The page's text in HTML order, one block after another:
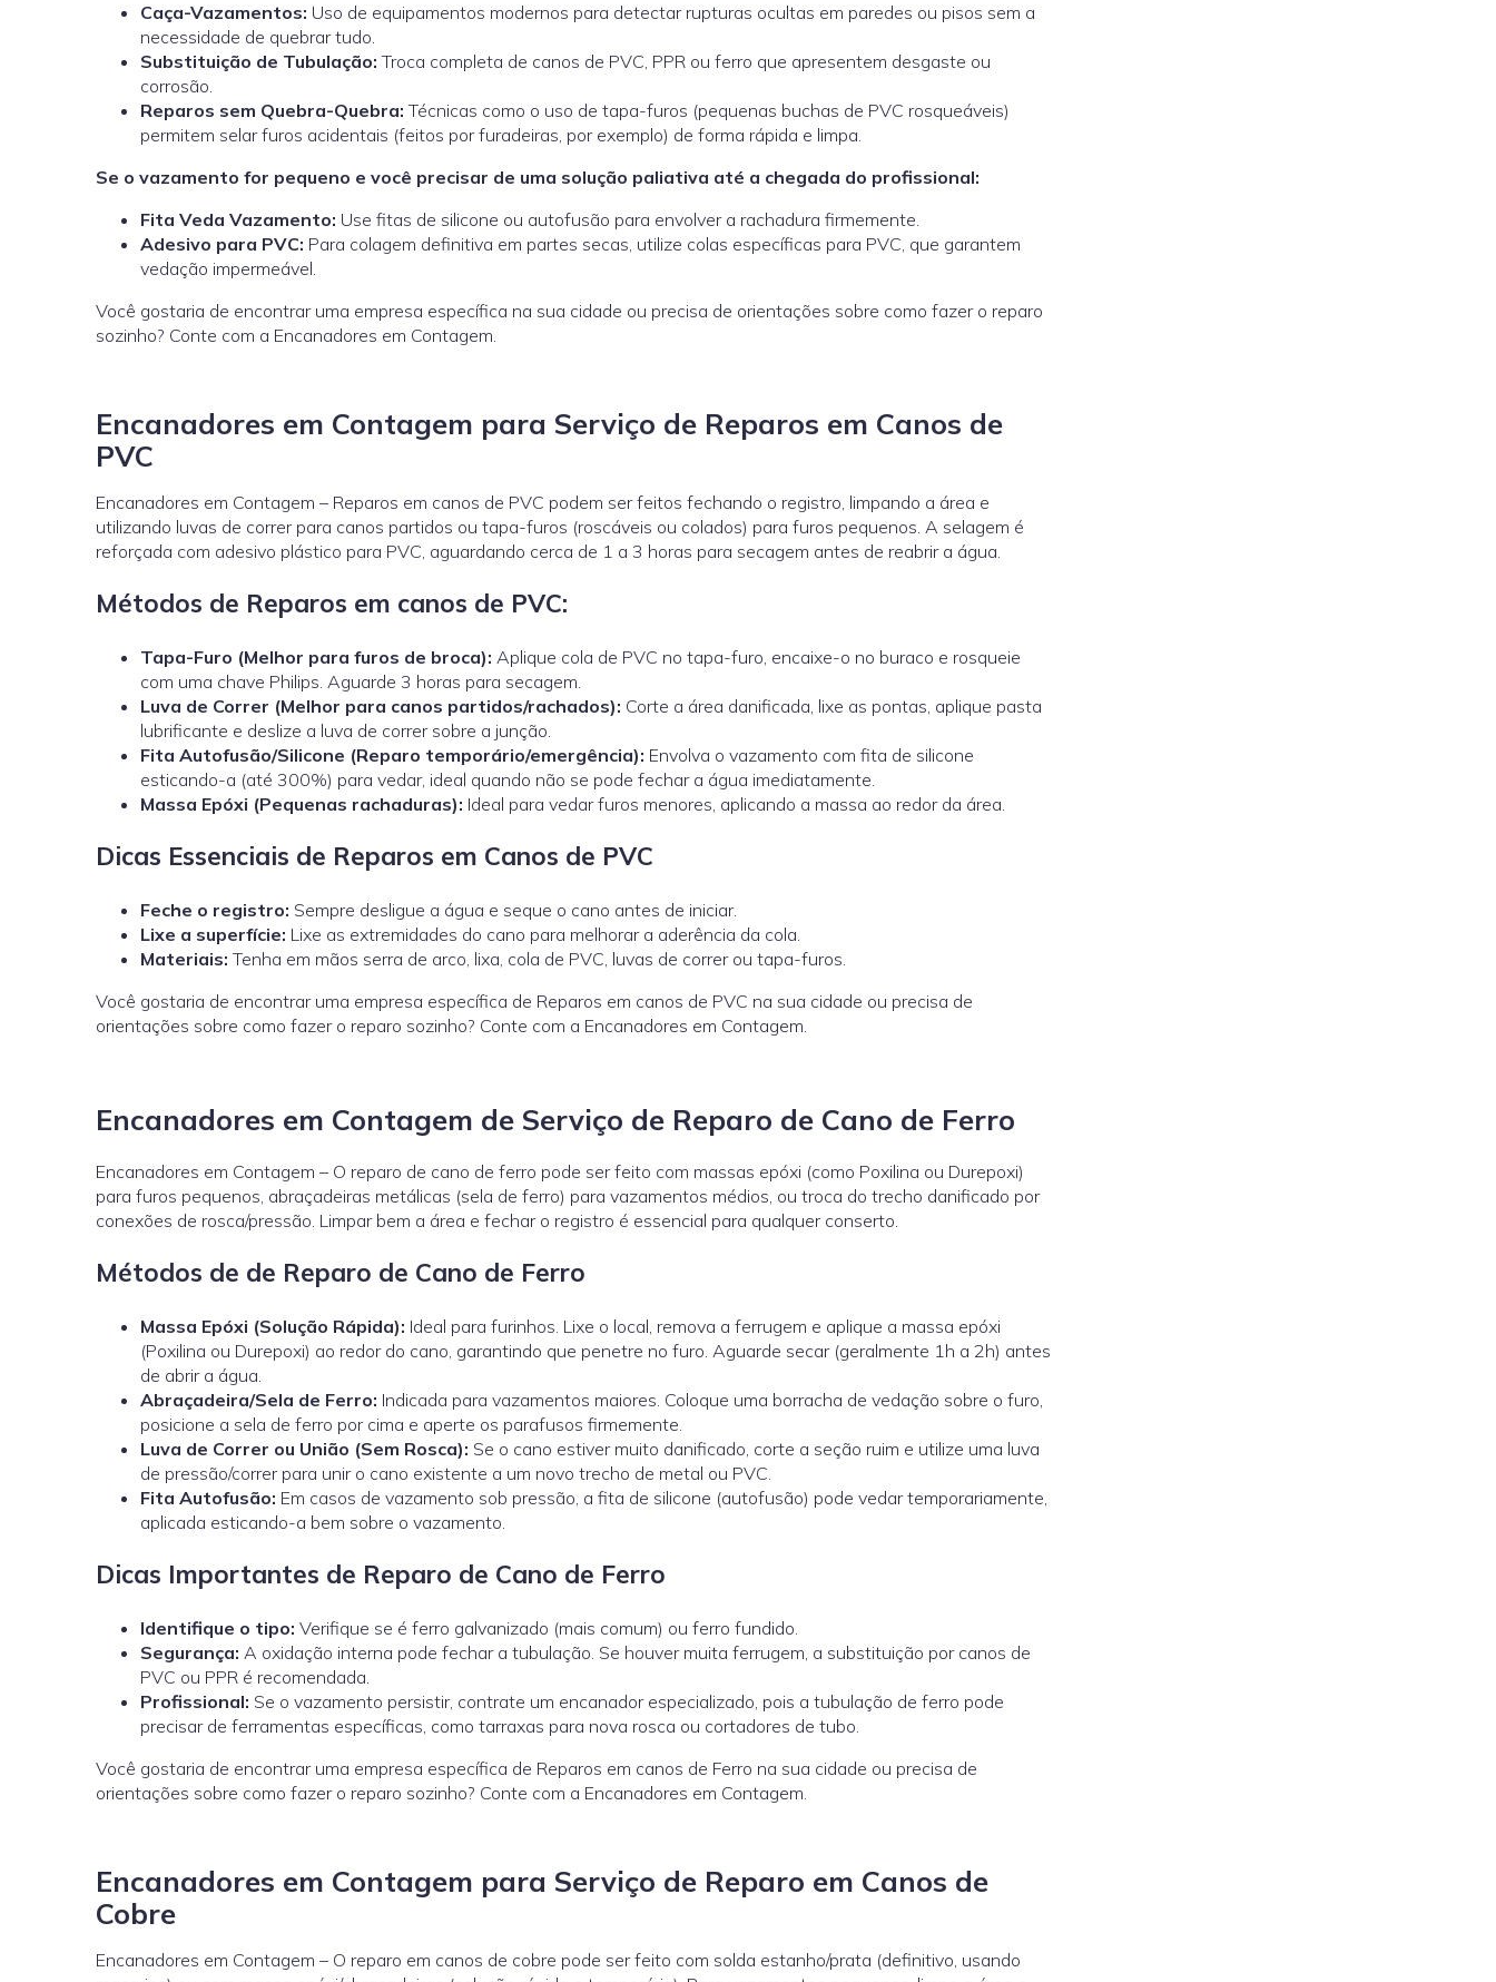
Caça-Vazamentos: Uso de equipamentos modernos para detectar rupturas ocultas em paredes ou pisos sem a
necessidade de quebrar tudo.
Substituição de Tubulação: Troca completa de canos de PVC, PPR ou ferro que apresentem desgaste ou
corrosão.
Reparos sem Quebra-Quebra: Técnicas como o uso de tapa-furos (pequenas buchas de PVC rosqueáveis)
permitem selar furos acidentais (feitos por furadeiras, por exemplo) de forma rápida e limpa.
Se o vazamento for pequeno e você precisar de uma solução paliativa até a chegada do profissional:
Fita Veda Vazamento: Use fitas de silicone ou autofusão para envolver a rachadura firmemente.
Adesivo para PVC: Para colagem definitiva em partes secas, utilize colas específicas para PVC, que garantem
vedação impermeável.
Você gostaria de encontrar uma empresa específica na sua cidade ou precisa de orientações sobre como fazer o reparo
sozinho? Conte com a Encanadores em Contagem.
Encanadores em Contagem para Serviço de Reparos em Canos de
PVC
Encanadores em Contagem – Reparos em canos de PVC podem ser feitos fechando o registro, limpando a área e
utilizando luvas de correr para canos partidos ou tapa-furos (roscáveis ou colados) para furos pequenos. A selagem é
reforçada com adesivo plástico para PVC, aguardando cerca de 1 a 3 horas para secagem antes de reabrir a água.
Métodos de Reparos em canos de PVC:
Tapa-Furo (Melhor para furos de broca): Aplique cola de PVC no tapa-furo, encaixe-o no buraco e rosqueie
com uma chave Philips. Aguarde 3 horas para secagem.
Luva de Correr (Melhor para canos partidos/rachados): Corte a área danificada, lixe as pontas, aplique pasta
lubrificante e deslize a luva de correr sobre a junção.
Fita Autofusão/Silicone (Reparo temporário/emergência): Envolva o vazamento com fita de silicone
esticando-a (até 300%) para vedar, ideal quando não se pode fechar a água imediatamente.
Massa Epóxi (Pequenas rachaduras): Ideal para vedar furos menores, aplicando a massa ao redor da área.
Dicas Essenciais de Reparos em Canos de PVC
Feche o registro: Sempre desligue a água e seque o cano antes de iniciar.
Lixe a superfície: Lixe as extremidades do cano para melhorar a aderência da cola.
Materiais: Tenha em mãos serra de arco, lixa, cola de PVC, luvas de correr ou tapa-furos.
Você gostaria de encontrar uma empresa específica de Reparos em canos de PVC na sua cidade ou precisa de
orientações sobre como fazer o reparo sozinho? Conte com a Encanadores em Contagem.
Encanadores em Contagem de Serviço de Reparo de Cano de Ferro
Encanadores em Contagem – O reparo de cano de ferro pode ser feito com massas epóxi (como Poxilina ou Durepoxi)
para furos pequenos, abraçadeiras metálicas (sela de ferro) para vazamentos médios, ou troca do trecho danificado por
conexões de rosca/pressão. Limpar bem a área e fechar o registro é essencial para qualquer conserto.
Métodos de de Reparo de Cano de Ferro
Massa Epóxi (Solução Rápida): Ideal para furinhos. Lixe o local, remova a ferrugem e aplique a massa epóxi
(Poxilina ou Durepoxi) ao redor do cano, garantindo que penetre no furo. Aguarde secar (geralmente 1h a 2h) antes
de abrir a água.
Abraçadeira/Sela de Ferro: Indicada para vazamentos maiores. Coloque uma borracha de vedação sobre o furo,
posicione a sela de ferro por cima e aperte os parafusos firmemente.
Luva de Correr ou União (Sem Rosca): Se o cano estiver muito danificado, corte a seção ruim e utilize uma luva
de pressão/correrpara unir o cano existente a um novo trecho de metal ou PVC.
Fita Autofusão: Em casos de vazamento sob pressão, a fita de silicone (autofusão) pode vedar temporariamente,
aplicada esticando-a bem sobre o vazamento.
Dicas Importantes de Reparo de Cano de Ferro
Identifique o tipo: Verifique se é ferro galvanizado (mais comum) ou ferro fundido.
Segurança: A oxidação interna pode fechar a tubulação. Se houver muita ferrugem, a substituição por canos de
PVC ou PPR é recomendada.
Profissional: Se o vazamento persistir, contrate um encanador especializado, pois a tubulação de ferro pode
precisar de ferramentas específicas, como tarraxas para nova rosca ou cortadores de tubo.
Você gostaria de encontrar uma empresa específica de Reparos em canos de Ferro na sua cidade ou precisa de
orientações sobre como fazer o reparo sozinho? Conte com a Encanadores em Contagem.
Encanadores em Contagem para Serviço de Reparo em Canos de
Cobre
Encanadores em Contagem – O reparo em canos de cobre pode ser feito com solda estanho/prata (definitivo, usando